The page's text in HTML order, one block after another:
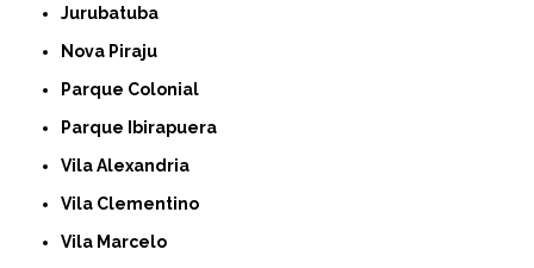
Jurubatuba
Nova Piraju
Parque Colonial
Parque Ibirapuera
Vila Alexandria
Vila Clementino
Vila Marcelo